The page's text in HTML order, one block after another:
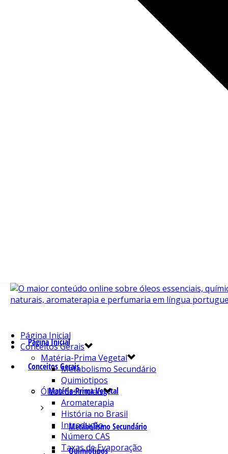
Página Inicial
Conceitos Gerais
Matéria-Prima Vegetal
Metabolismo Secundário
Quimiotipos
Página Inicial
Conceitos Gerais
Matéria-Prima Vegetal
Metabolismo Secundário
Quimiotipos
Óleos Essenciais
Aromaterapia
História no Brasil
Introdução
Número CAS
Taxas de Evaporação